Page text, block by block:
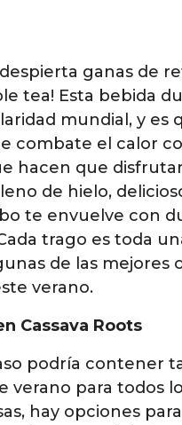
ganas de
tea! Esta bebida
mundial, y es
combate el calor
hacen que
de hielo,
te envuelve con
trago es toda
de las
verano.
Cassava Roots
podría contener
verano para todos
hay opciones